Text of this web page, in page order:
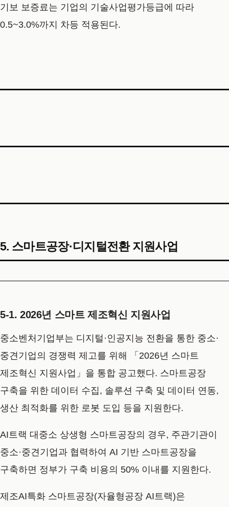
기보 보증료는 기업의 기술사업평가등급에 따라
0.5~3.0%까지 차등 적용된다.
5. 스마트공장·디지털전환 지원사업
5-1. 2026년 스마트 제조혁신 지원사업
중소벤처기업부는 디지털·인공지능 전환을 통한 중소·
중견기업의 경쟁력 제고를 위해 「2026년 스마트
제조혁신 지원사업」을 통합 공고했다. 스마트공장
구축을 위한 데이터 수집, 솔루션 구축 및 데이터 연동,
생산 최적화를 위한 로봇 도입 등을 지원한다.
AI트랙 대중소 상생형 스마트공장의 경우, 주관기관이
중소·중견기업과 협력하여 AI 기반 스마트공장을
구축하면 정부가 구축 비용의 50% 이내를 지원한다.
제조AI특화 스마트공장(자율형공장 AI트랙)은